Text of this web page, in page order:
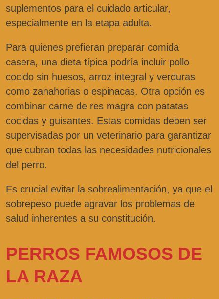
suplementos para el cuidado articular,
especialmente en la etapa adulta.
Para quienes prefieran preparar comida
casera, una dieta típica podría incluir pollo
cocido sin huesos, arroz integral y verduras
como zanahorias o espinacas. Otra opción es
combinar carne de res magra con patatas
cocidas y guisantes. Estas comidas deben ser
supervisadas por un veterinario para garantizar
que cubran todas las necesidades nutricionales
del perro.
Es crucial evitar la sobrealimentación, ya que el
sobrepeso puede agravar los problemas de
salud inherentes a su constitución.
PERROS FAMOSOS DE
LA RAZA